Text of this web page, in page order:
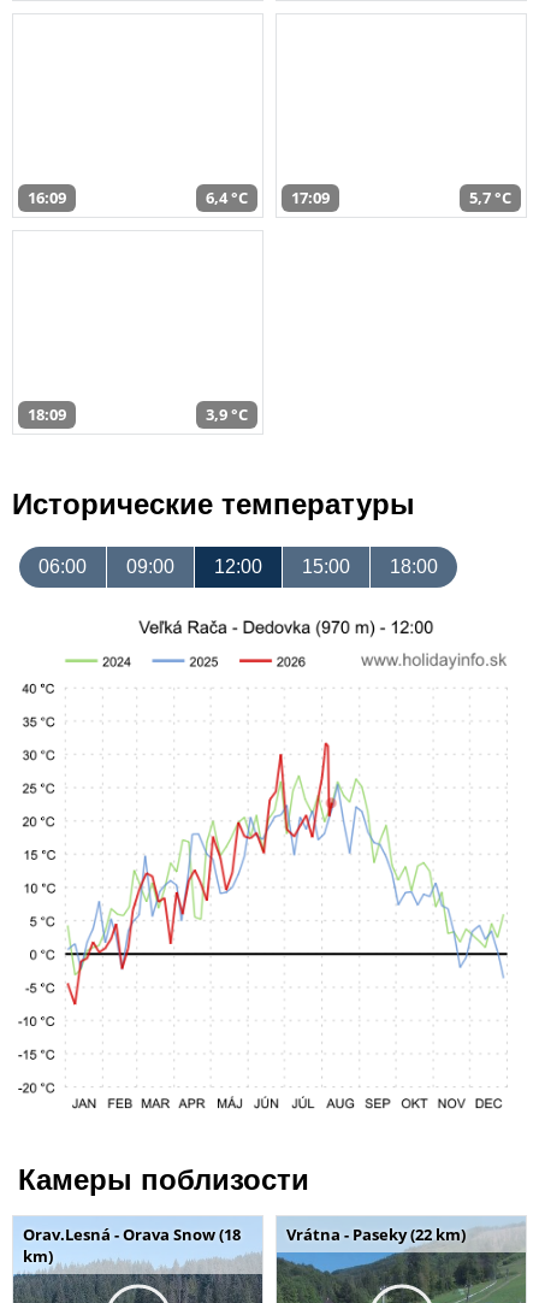
16:09 6,4 °C 17:09 5,7 °C
18:09 3,9 °C
Исторические температуры
06:00 09:00 12:00 15:00 18:00
Камеры поблизости
Orav.Lesná - Orava Snow (18
km)
Vrátna - Paseky (22 km)